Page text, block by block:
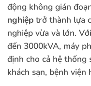
động không gián
nghiệp trở thành lựa
nghiệp vừa và lớn.
đến 3000kVA, máy
định cho cả hệ thống
khách sạn, bệnh